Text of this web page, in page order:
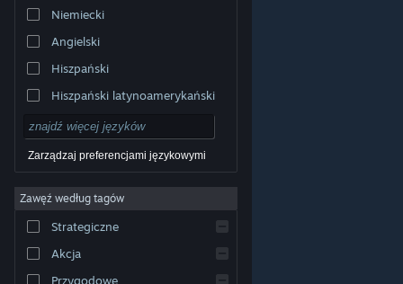
© Valve Corporation. Wszelkie prawa zastrzeżone.
właścicieli w Stanach Zjednoczonych i innych krajach.
dostępu
Umowa użytkownika Steam
pieniędzy |Ciasteczka
Niemiecki
Angielski
Hiszpański
Hiszpański latynoamerykański
Zarządzaj preferencjami językowymi
Zawęź według tagów
Strategiczne
Akcja
Przygodowe